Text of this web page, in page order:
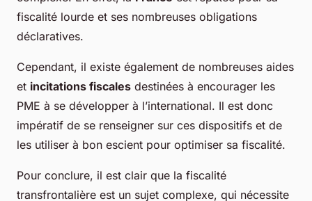
fiscalité lourde et ses nombreuses obligations
déclaratives.
Cependant, il existe également de nombreuses aides
et incitations fiscales destinées à encourager les
PME à se développer à l’international. Il est donc
impératif de se renseigner sur ces dispositifs et de
les utiliser à bon escient pour optimiser sa fiscalité.
Pour conclure, il est clair que la fiscalité
transfrontalière est un sujet complexe, qui nécessite